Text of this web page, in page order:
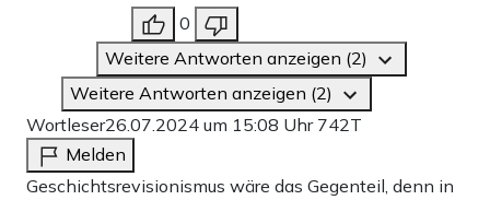
0
Weitere Antworten anzeigen (2)
Weitere Antworten anzeigen (2)
Wortleser26.07.2024 um 15:08 Uhr 742T
Melden
Geschichtsrevisionismus wäre das Gegenteil, denn in